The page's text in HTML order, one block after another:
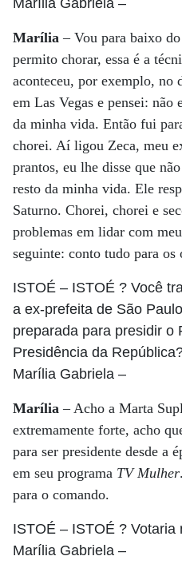
Marília Gabriela –
Marília – Vou para baixo
permito chorar, essa é a
aconteceu, por exemplo, no
em Las Vegas e pensei: não
da minha vida. Então fui
chorei. Aí ligou Zeca, meu
prantos, eu lhe disse que
resto da minha vida. Ele
Saturno. Chorei, chorei e
problemas em lidar com
seguinte: conto tudo para
ISTOÉ – ISTOÉ ? Você
a ex-prefeita de São
preparada para presidir o
Presidência da
Marília Gabriela –
Marília – Acho a Marta
extremamente forte, acho
para ser presidente desde a
em seu programa TV Mulher
para o comando.
ISTOÉ – ISTOÉ ? Votaria
Marília Gabriela –